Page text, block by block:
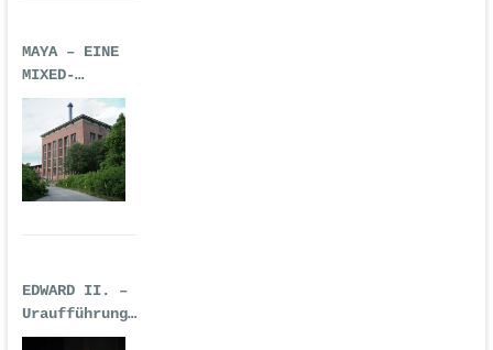
MAYA – EINE
MIXED-
REALITY-
TECHNO-OPER
EDWARD II. –
Uraufführung
| Premiere: